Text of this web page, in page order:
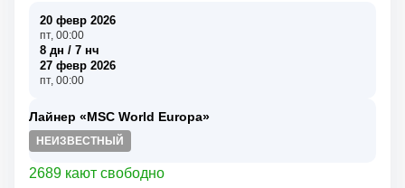
20 февр 2026
пт, 00:00
8 дн / 7 нч
27 февр 2026
пт, 00:00
Лайнер «MSC World Europa»
НЕИЗВЕСТНЫЙ
2689 кают свободно